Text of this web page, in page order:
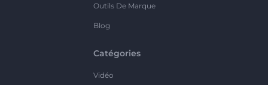
Outils De Marque
Blog
Catégories
Vidéo